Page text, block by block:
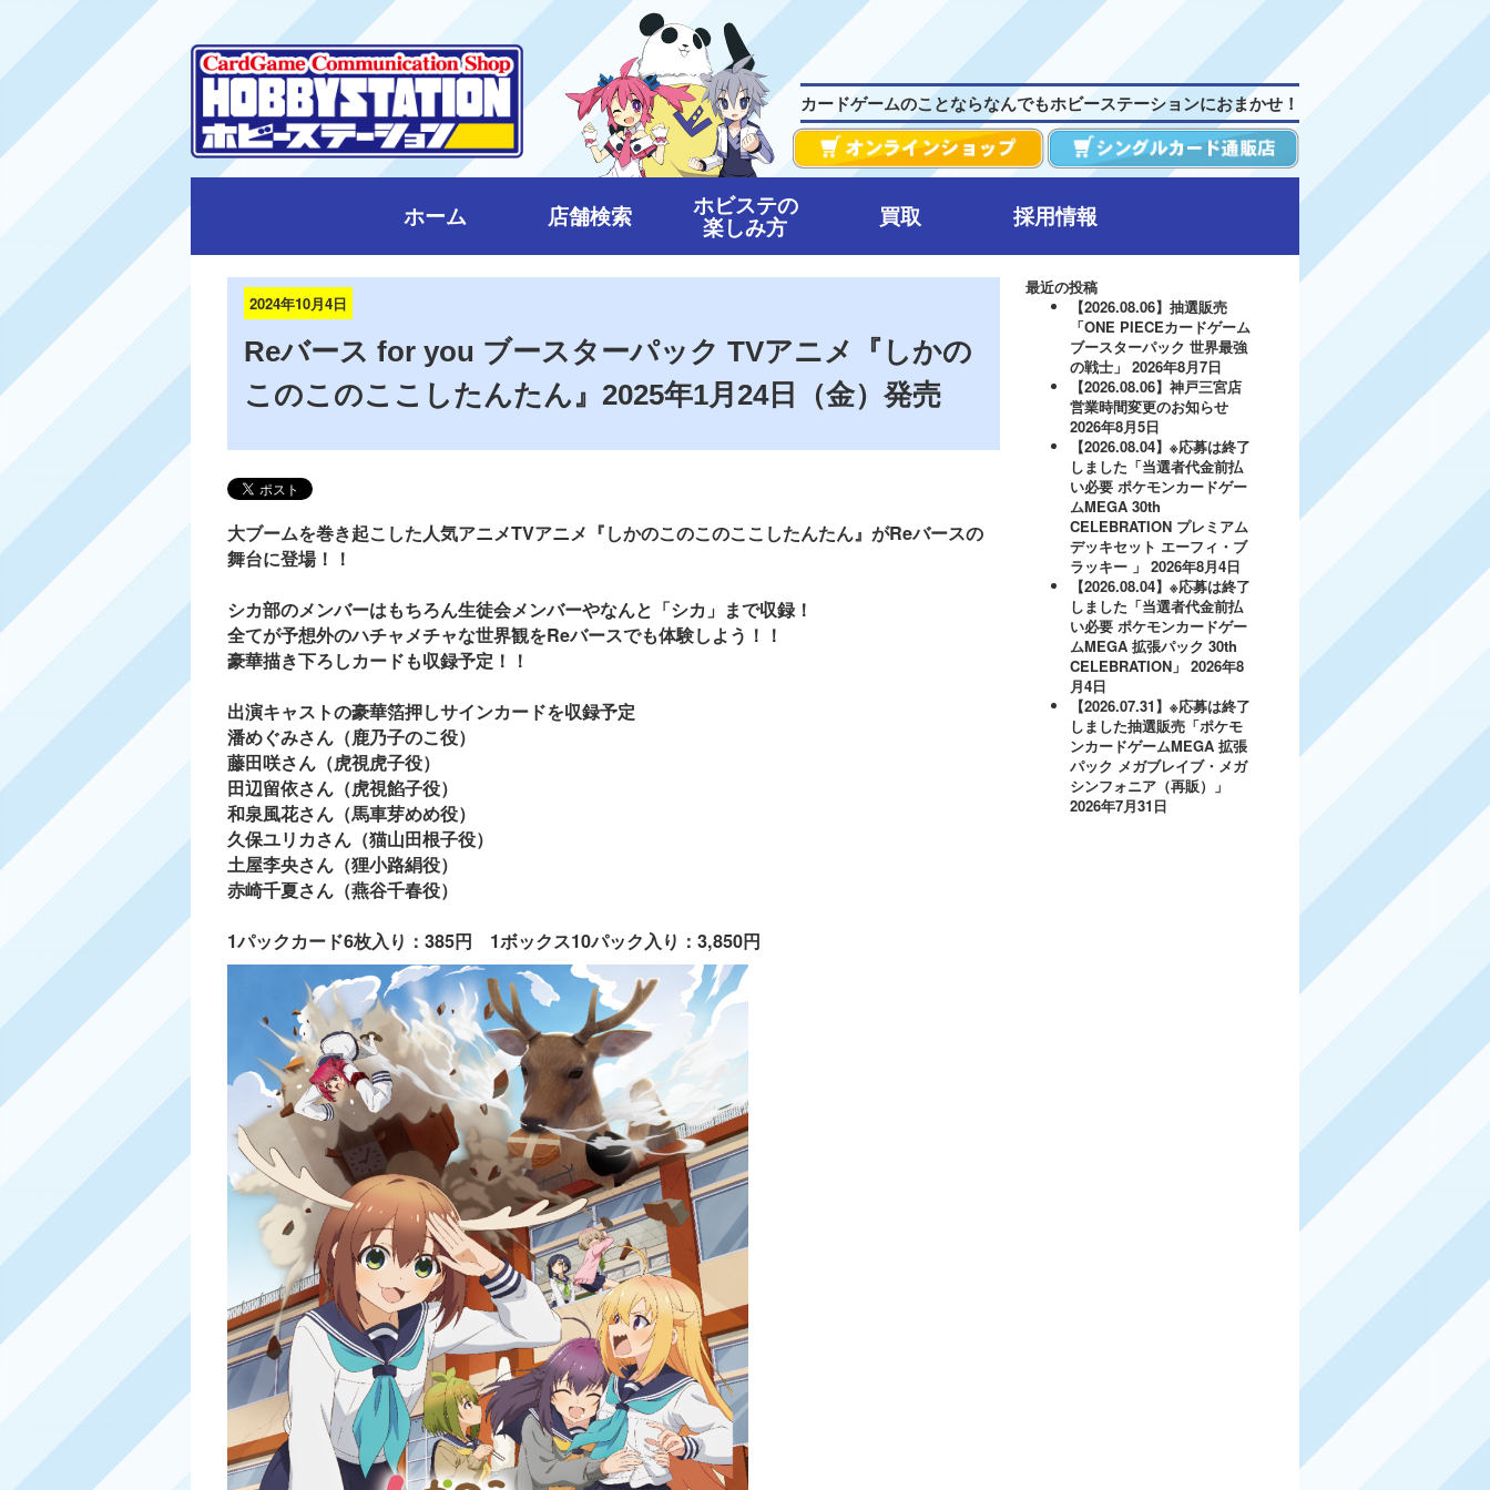
カードゲームのことならなんでもホビーステーションにおまかせ！
ホーム 店舗検索 ホビステの
楽しみ方 買取 採用情報
2024年10月4日
Reバース for you ブースターパック TVアニメ『しかの
このこのここしたんたん』2025年1月24日（金）発売
大ブームを巻き起こした人気アニメTVアニメ『しかのこのこのここしたんたん』がReバースの
舞台に登場！！
シカ部のメンバーはもちろん生徒会メンバーやなんと「シカ」まで収録！
全てが予想外のハチャメチャな世界観をReバースでも体験しよう！！
豪華描き下ろしカードも収録予定！！
出演キャストの豪華箔押しサインカードを収録予定
潘めぐみさん（鹿乃子のこ役）
藤田咲さん（虎視虎子役）
田辺留依さん（虎視餡子役）
和泉風花さん（馬車芽めめ役）
久保ユリカさん（猫山田根子役）
土屋李央さん（狸小路絹役）
赤崎千夏さん（燕谷千春役）
1パックカード6枚入り：385円 1ボックス10パック入り：3,850円
最近の投稿
【2026.08.06】抽選販売
「ONE PIECEカードゲーム
ブースターパック 世界最強
の戦士」 2026年8月7日
【2026.08.06】神戸三宮店
営業時間変更のお知らせ
2026年8月5日
【2026.08.04】※応募は終了
しました「当選者代金前払
い必要 ポケモンカードゲー
ムMEGA 30th
CELEBRATION プレミアム
デッキセット エーフィ・ブ
ラッキー 」 2026年8月4日
【2026.08.04】※応募は終了
しました「当選者代金前払
い必要 ポケモンカードゲー
ムMEGA 拡張パック 30th
CELEBRATION」 2026年8
月4日
【2026.07.31】※応募は終了
しました抽選販売「ポケモ
ンカードゲームMEGA 拡張
パック メガブレイブ・メガ
シンフォニア（再販）」
2026年7月31日